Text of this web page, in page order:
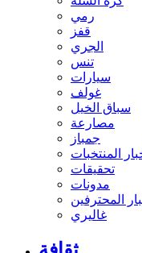
رمي
قفز
الجري
تنس
سيارات
غولف
سباق الخيل
مصارعة
جمباز
المنتخبات
تحقيقات
مدونات
المحترفين
غاليري